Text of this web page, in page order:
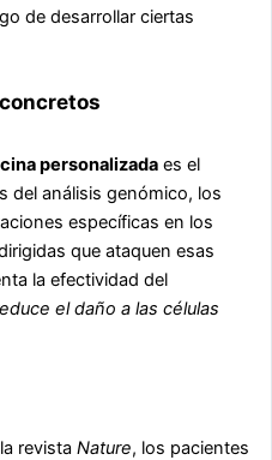
de desarrollar ciertas
personalizada es el
del análisis genómico, los
específicas en los
que ataquen esas
la efectividad del
el daño a las células
revista Nature, los pacientes